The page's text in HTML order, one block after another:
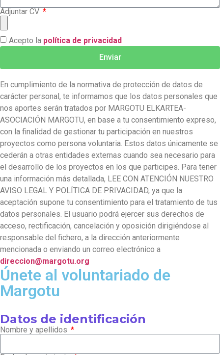
Adjuntar CV
Acepto la política de privacidad
Enviar
En cumplimiento de la normativa de protección de datos de
carácter personal, te informamos que los datos personales que
nos aportes serán tratados por MARGOTU ELKARTEA-
ASOCIACIÓN MARGOTU, en base a tu consentimiento expreso,
con la finalidad de gestionar tu participación en nuestros
proyectos como persona voluntaria. Estos datos únicamente se
cederán a otras entidades externas cuando sea necesario para
el desarrollo de los proyectos en los que participes. Para tener
una información más detallada, LEE CON ATENCIÓN NUESTRO
AVISO LEGAL Y POLÍTICA DE PRIVACIDAD, ya que la
aceptación supone tu consentimiento para el tratamiento de tus
datos personales. El usuario podrá ejercer sus derechos de
acceso, rectificación, cancelación y oposición dirigiéndose al
responsable del fichero, a la dirección anteriormente
mencionada o enviando un correo electrónico a
direccion@margotu.org
Únete al voluntariado de
Margotu
Datos de identificación
Nombre y apellidos